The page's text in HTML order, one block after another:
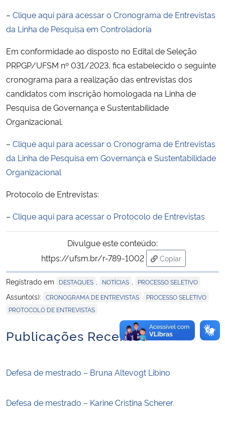
Ministério do Meio Ambiente
Ministério do Desenvolvimento Regional
Controladoria-Geral da União
Ministério da Mulher, da Família e dos Direitos Humanos
Secretaria-Geral
Secretaria de Governo
Gabinete de Segurança Institucional
Planalto
– Clique aqui para acessar o Cronograma de Entrevistas
da Linha de Pesquisa em Controladoria
Em conformidade ao disposto no Edital de Seleção
PRPGP/UFSM nº 031/2023, fica estabelecido o seguinte
cronograma para a realização das entrevistas dos
candidatos com inscrição homologada na Linha de
Pesquisa de Governança e Sustentabilidade
Organizacional.
– Clique aqui para acessar o Cronograma de Entrevistas
da Linha de Pesquisa em Governança e Sustentabilidade
Organizacional
Protocolo de Entrevistas:
– Clique aqui para acessar o Protocolo de Entrevistas
Divulgue este conteúdo:
https://ufsm.br/r-789-1002
Copiar
para área de
Registrado em
DESTAQUES NOTÍCIAS PROCESSO SELETIVO
Assunto(s): CRONOGRAMA DE ENTREVISTAS PROCESSO SELETIVO
PROTOCOLO DE ENTREVISTAS
Publicações Recentes
Defesa de mestrado – Bruna Altevogt Libino
Defesa de mestrado – Karine Cristina Scherer